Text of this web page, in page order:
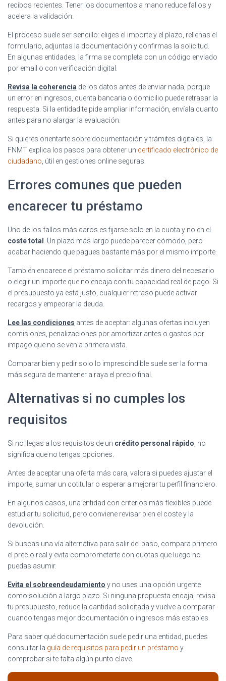
recibos recientes. Tener los documentos a mano reduce fallos y
acelera la validación.
El proceso suele ser sencillo: eliges el importe y el plazo, rellenas el
formulario, adjuntas la documentación y confirmas la solicitud.
En algunas entidades, la firma se completa con un código enviado
por email o con verificación digital.
Revisa la coherencia de los datos antes de enviar nada, porque
un error en ingresos, cuenta bancaria o domicilio puede retrasar la
respuesta. Si la entidad te pide ampliar información, envíala cuanto
antes para no alargar la evaluación.
Si quieres orientarte sobre documentación y trámites digitales, la
FNMT explica los pasos para obtener un certificado electrónico de
ciudadano , útil en gestiones online seguras.
Errores comunes que pueden
encarecer tu préstamo
Uno de los fallos más caros es fijarse solo en la cuota y no en el
coste total
. Un plazo más largo puede parecer cómodo, pero
acabar haciendo que pagues bastante más por el mismo importe.
También encarece el préstamo solicitar más dinero del necesario
o elegir un importe que no encaja con tu capacidad real de pago. Si
el presupuesto ya está justo, cualquier retraso puede activar
recargos y empeorar la deuda.
Lee las condiciones antes de aceptar: algunas ofertas incluyen
comisiones, penalizaciones por amortizar antes o gastos por
impago que no se ven a primera vista.
Comparar bien y pedir solo lo imprescindible suele ser la forma
más segura de mantener a raya el precio final.
Alternativas si no cumples los
requisitos
Si no llegas a los requisitos de un crédito personal rápido , no
significa que no tengas opciones.
Antes de aceptar una oferta más cara, valora si puedes ajustar el
importe, sumar un cotitular o esperar a mejorar tu perfil financiero.
En algunos casos, una entidad con criterios más flexibles puede
estudiar tu solicitud, pero conviene revisar bien el coste y la
devolución.
Si buscas una vía alternativa para salir del paso, compara primero
el precio real y evita comprometerte con cuotas que luego no
puedas asumir.
Evita el sobreendeudamiento y no uses una opción urgente
como solución a largo plazo. Si ninguna propuesta encaja, revisa
tu presupuesto, reduce la cantidad solicitada y vuelve a comparar
cuando tengas mejor documentación o ingresos más estables.
Para saber qué documentación suele pedir una entidad, puedes
consultar la guía de requisitos para pedir un préstamo y
comprobar si te falta algún punto clave.